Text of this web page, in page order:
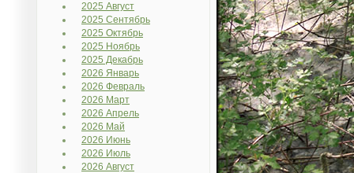
2025 Август
2025 Сентябрь
2025 Октябрь
2025 Ноябрь
2025 Декабрь
2026 Январь
2026 Февраль
2026 Март
2026 Апрель
2026 Май
2026 Июнь
2026 Июль
2026 Август